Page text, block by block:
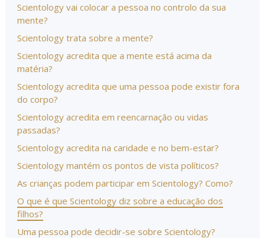
Scientology vai colocar a pessoa no controlo da sua
mente?
Scientology trata sobre a mente?
Scientology acredita que a mente está acima da
matéria?
Scientology acredita que uma pessoa pode existir fora
do corpo?
Scientology acredita em reencarnação ou vidas
passadas?
Scientology acredita na caridade e no bem-estar?
Scientology mantém os pontos de vista políticos?
As crianças podem participar em Scientology? Como?
O que é que Scientology diz sobre a educação dos
filhos?
Uma pessoa pode decidir-se sobre Scientology?